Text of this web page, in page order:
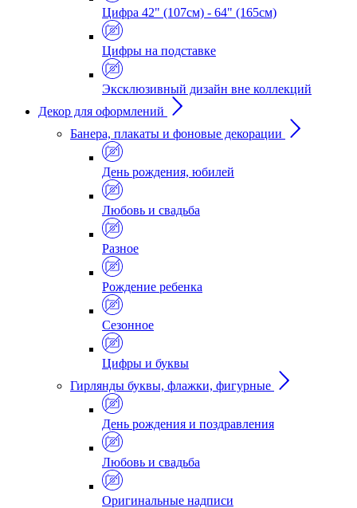
Цифра 42" (107см) - 64" (165см)
Цифры на подставке
Эксклюзивный дизайн вне коллекций
Декор для оформлений
Банера, плакаты и фоновые декорации
День рождения, юбилей
Любовь и свадьба
Разное
Рождение ребенка
Сезонное
Цифры и буквы
Гирлянды буквы, флажки, фигурные
День рождения и поздравления
Любовь и свадьба
Оригинальные надписи